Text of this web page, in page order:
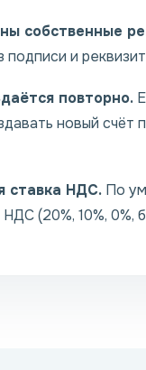
собственные
подписи и
повторно.
новый счёт
ставка НДС. По
(20%, 10%, 0%,